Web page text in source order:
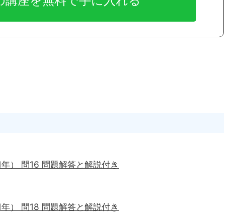
） 問16 問題解答と解説付き
） 問18 問題解答と解説付き